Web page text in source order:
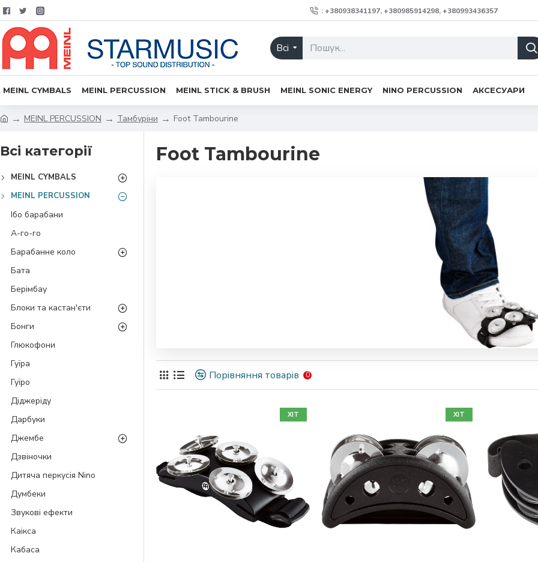
: +380938341197, +380985914298, +380993436357
Всі
MEINL CYMBALS MEINL PERCUSSION MEINL STICK & BRUSH MEINL SONIC ENERGY NINO PERCUSSION АКСЕСУАРИ
MEINL PERCUSSION Тамбуріни Foot Tambourine
Всі категорії
MEINL CYMBALS
MEINL PERCUSSION
Ібо барабани
А-го-го
Барабанне коло
Бата
Берімбау
Блоки та кастан'єти
Бонги
Глюкофони
Гуїра
Гуїро
Діджеріду
Дарбуки
Джембе
Дзвіночки
Дитяча перкусія Nino
Думбеки
Звукові ефекти
Каікса
Кабаса
Foot Tambourine
Порівняння товарів 0
ХІТ ХІТ